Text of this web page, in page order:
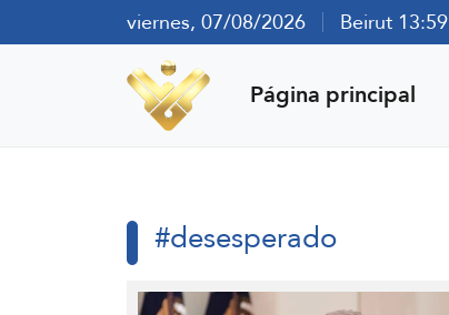
viernes, 07/08/2026 Beirut 13:59
Página principal
#desesperado